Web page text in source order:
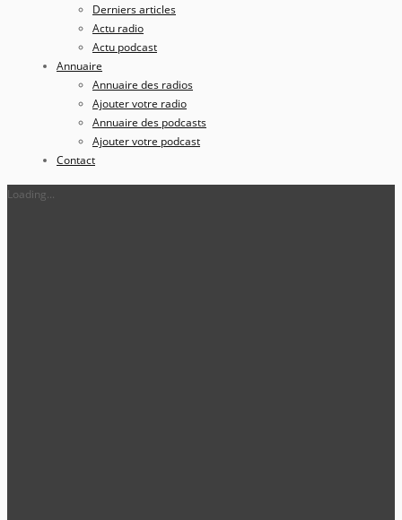
Derniers articles
Actu radio
Actu podcast
Annuaire
Annuaire des radios
Ajouter votre radio
Annuaire des podcasts
Ajouter votre podcast
Contact
Loading...